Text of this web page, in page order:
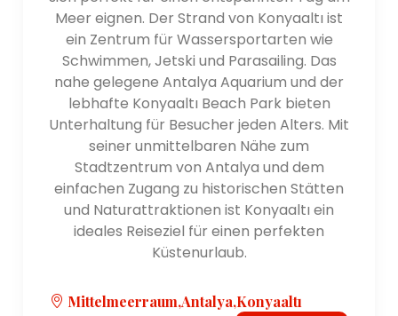
die atemberaubende Aussicht genießen und in der
umliegenden Parklandschaft entspannen.
- Schmetterlingstal: Das Schmetterlingstal in der
Nähe von Fethiye ist ein verstecktes Juwel, das für
seine natürliche Schönheit und vielfältige
Schmetterlingsarten bekannt ist. Das Tal ist mit dem
Boot erreichbar und bietet Wanderwege,
Wasserfälle und einen einsamen Strand.
Transport:
Die Region Antalya ist gut angebunden und leicht
Meer eignen. Der Strand von Konyaaltı ist
ein Zentrum für Wassersportarten wie
Schwimmen, Jetski und Parasailing. Das
nahe gelegene Antalya Aquarium und der
lebhafte Konyaaltı Beach Park bieten
Unterhaltung für Besucher jeden Alters. Mit
seiner unmittelbaren Nähe zum
Stadtzentrum von Antalya und dem
einfachen Zugang zu historischen Stätten
und Naturattraktionen ist Konyaaltı ein
ideales Reiseziel für einen perfekten
Küstenurlaub.
Mittelmeerraum,Antalya,Konyaaltı